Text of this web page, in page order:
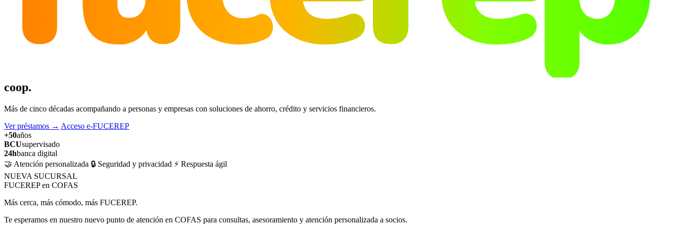
coop.
Más de cinco décadas acompañando a personas y empresas con soluciones de ahorro, crédito y servicios financieros.
Ver préstamos → Acceso e-FUCEREP
+50años
BCUsupervisado
24hbanca digital
🤝 Atención personalizada 🔒 Seguridad y privacidad ⚡ Respuesta ágil
NUEVA SUCURSAL
FUCEREP en COFAS
Más cerca, más cómodo, más FUCEREP.
Te esperamos en nuestro nuevo punto de atención en COFAS para consultas, asesoramiento y atención personalizada a socios.